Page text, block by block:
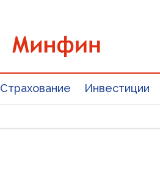
Страхование Инвестиции